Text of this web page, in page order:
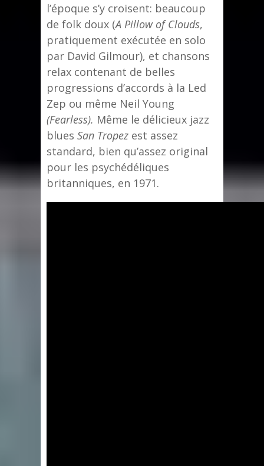
l’époque s’y croisent: beaucoup
de folk doux (A Pillow of Clouds,
pratiquement exécutée en solo
par David Gilmour), et chansons
relax contenant de belles
progressions d’accords à la Led
Zep ou même Neil Young
(Fearless). Même le délicieux jazz
blues San Tropez est assez
standard, bien qu’assez original
pour les psychédéliques
britanniques, en 1971.